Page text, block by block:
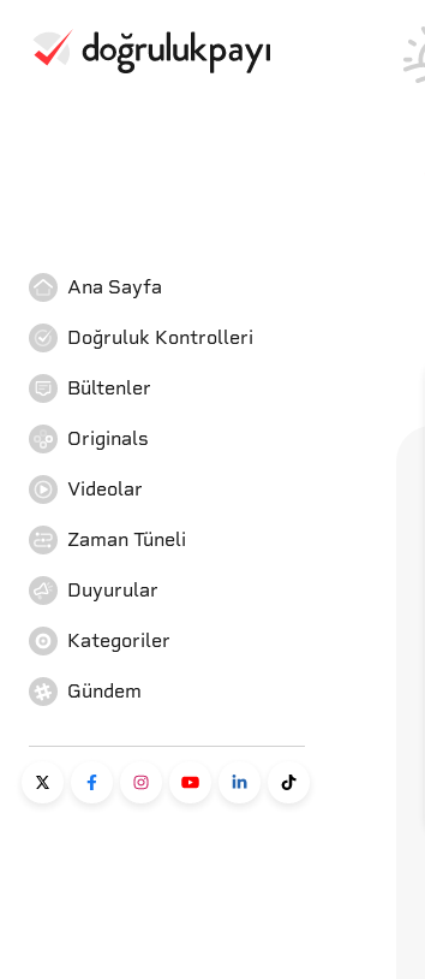
Ana Sayfa
Doğruluk Kontrolleri
Bültenler
Originals
Videolar
Zaman Tüneli
Duyurular
Kategoriler
Gündem